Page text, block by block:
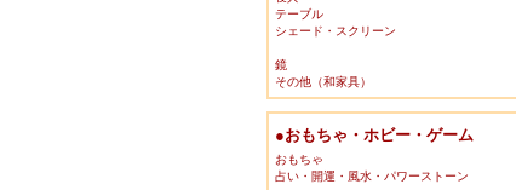
テーブル
シェード・スクリーン
鏡
その他（和家具）
●おもちゃ・ホビー・ゲーム
おもちゃ
占い・開運・風水・パワーストーン